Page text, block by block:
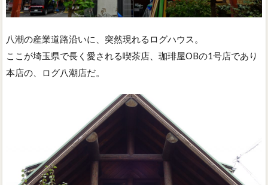
八潮の産業道路沿いに、突然現れるログハウス。
ここが埼玉県で長く愛される喫茶店、珈琲屋OBの1号店であり
本店の、ログ八潮店だ。